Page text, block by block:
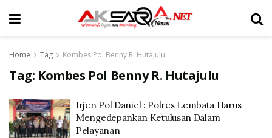
Home Tag Kombes Pol Benny R. Hutajulu
Tag: Kombes Pol Benny R. Hutajulu
Irjen Pol Daniel : Polres Lembata Harus
Mengedepankan Ketulusan Dalam
Pelayanan